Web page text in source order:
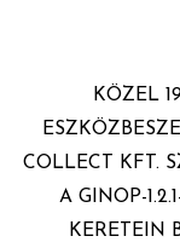
KÖZEL
COLLECT KFT.
A GINOP-
KERETEIN